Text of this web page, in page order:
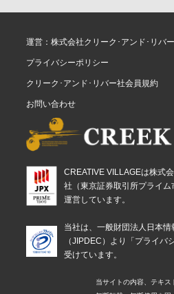
運営：株式会社クリーク･アンド･リバ
プライバシーポリシー
クリーク･アンド･リバー社会員規約
お問い合わせ
CREATIVE VILLAGEは株式
社（東京証券取引所プライ
運営しています。
当社は、一般財団法人日本
（JIPDEC）より「プライバ
受けています。
当サイトの内容、テキス